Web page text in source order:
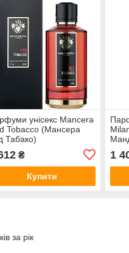
унісекс Mancera
Tobacco (Мансера
Табако)
вода 120
₴
Купити
1
за рік